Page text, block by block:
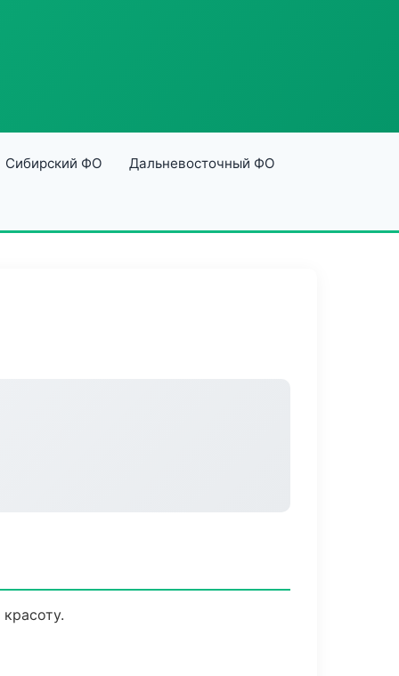
Сибирский ФО Дальневосточный ФО